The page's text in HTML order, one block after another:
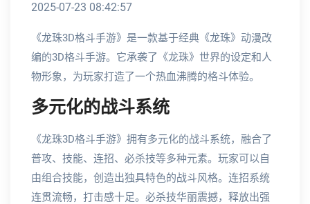
2025-07-23 08:42:57
《龙珠3D格斗手游》是一款基于经典《龙珠》动漫改
编的3D格斗手游。它承袭了《龙珠》世界的设定和人
物形象，为玩家打造了一个热血沸腾的格斗体验。
多元化的战斗系统
《龙珠3D格斗手游》拥有多元化的战斗系统，融合了
普攻、技能、连招、必杀技等多种元素。玩家可以自
由组合技能，创造出独具特色的战斗风格。连招系统
连贯流畅，打击感十足。必杀技华丽震撼，释放出强